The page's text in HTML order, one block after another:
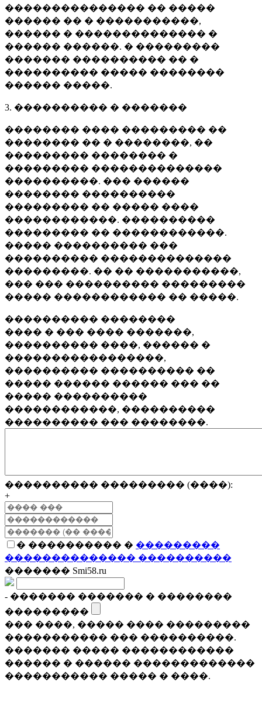
��������������� �� �����
������ �� � �����������,
������ � �������������� �
������ ������. � ���������
������� ���������� �� �
���������� ����� ��������
������ �����.
3. ���������� � �������
�������� ���� ��������� ��
�������� �� � ��������, ��
��������� �������� �
��������� ��������������
����������. ��� ������
�������� ����������
��������� �� ����� ����
������������. ����������
��������� �� ������������.
����� ���������� ���
���������� ��������������
���������. �� �� �����������,
��� ��� ���������� ���������
����� ������������ �� �����.
���������� ��������
���� � ��� ���� �������,
���������� ����, ������ �
�����������������,
���������� ���������� ��
����� ������ ������ ��� ��
����� ����������
������������, ����������
���������� ��� ��������.
���������� ��������� (����):
+
� ���������� � ���������
�������������� ����������
������� Smi58.ru
- ������� ������� � ��������
���������
��� ����, ����� ���� ���������
����������� ��� ����������.
������� ����� ������������
������ � ������ �������������
����������� ����� � ����.